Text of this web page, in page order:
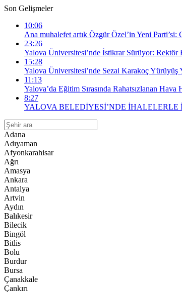
Son Gelişmeler
10:06
Ana muhalefet artık Özgür Özel’in Yeni Parti’si:
23:26
Yalova Üniversitesi’nde İstikrar Sürüyor: Rektör
15:28
Yalova Üniversitesi’nde Sezai Karakoç Yürüyüş
11:13
Yalova’da Eğitim Sırasında Rahatsızlanan
8:27
YALOVA BELEDİYESİ’NDE
Adana
Adıyaman
Afyonkarahisar
Ağrı
Amasya
Ankara
Antalya
Artvin
Aydın
Balıkesir
Bilecik
Bingöl
Bitlis
Bolu
Burdur
Bursa
Çanakkale
Çankırı